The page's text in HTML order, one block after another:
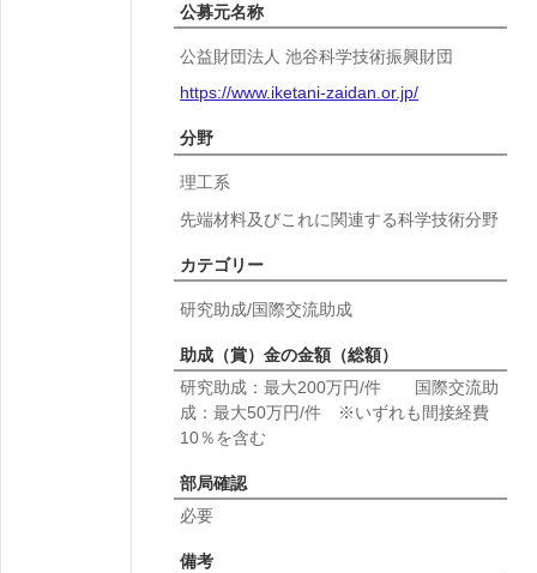
公募元名称
公益財団法人 池谷科学技術振興財団
https://www.iketani-zaidan.or.jp/
分野
理工系
先端材料及びこれに関連する科学技術分野
カテゴリー
研究助成/国際交流助成
助成（賞）金の金額（総額）
研究助成：最大200万円/件 国際交流助
成：最大50万円/件 ※いずれも間接経費
10％を含む
部局確認
必要
備考